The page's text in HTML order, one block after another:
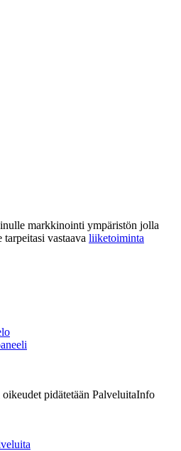
markkinointi ympäristön jolla
vastaava liiketoiminta
pidätetään PalveluitaInfo